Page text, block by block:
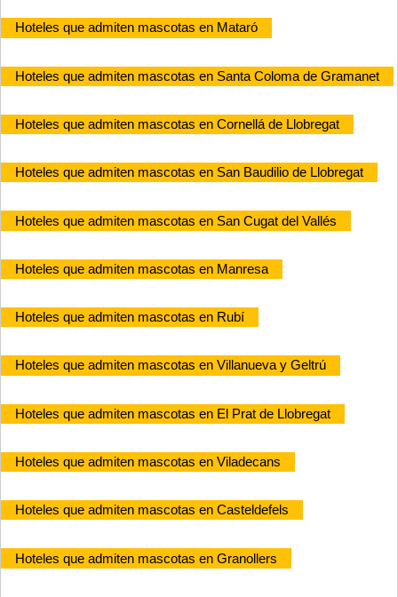
Hoteles que admiten mascotas en Mataró
Hoteles que admiten mascotas en Santa Coloma de Gramanet
Hoteles que admiten mascotas en Cornellá de Llobregat
Hoteles que admiten mascotas en San Baudilio de Llobregat
Hoteles que admiten mascotas en San Cugat del Vallés
Hoteles que admiten mascotas en Manresa
Hoteles que admiten mascotas en Rubí
Hoteles que admiten mascotas en Villanueva y Geltrú
Hoteles que admiten mascotas en El Prat de Llobregat
Hoteles que admiten mascotas en Viladecans
Hoteles que admiten mascotas en Casteldefels
Hoteles que admiten mascotas en Granollers